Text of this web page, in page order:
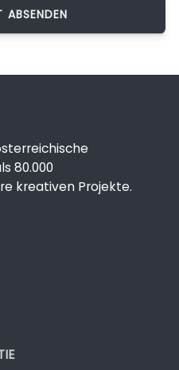
80.000
kreativen Projekte.